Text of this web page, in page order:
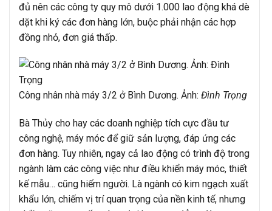
đủ nên các công ty quy mô dưới 1.000 lao động khá dè
dặt khi ký các đơn hàng lớn, buộc phải nhận các hợp
đồng nhỏ, đơn giá thấp.
Công nhân nhà máy 3/2 ở Bình Dương. Ảnh: Đình Trọng
Bà Thủy cho hay các doanh nghiệp tích cực đầu tư
công nghệ, máy móc để giữ sản lượng, đáp ứng các
đơn hàng. Tuy nhiên, ngay cả lao động có trình độ trong
ngành làm các công việc như điều khiển máy móc, thiết
kế mẫu… cũng hiếm người. Là ngành có kim ngạch xuất
khẩu lớn, chiếm vị trí quan trọng của nền kinh tế, nhưng